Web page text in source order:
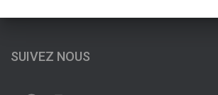
SUIVEZ NOUS